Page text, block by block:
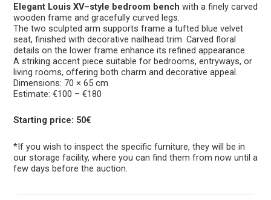
Elegant Louis XV–style bedroom bench with a finely carved
wooden frame and gracefully curved legs.
The two sculpted arm supports frame a tufted blue velvet
seat, finished with decorative nailhead trim. Carved floral
details on the lower frame enhance its refined appearance.
A striking accent piece suitable for bedrooms, entryways, or
living rooms, offering both charm and decorative appeal.
Dimensions: 70 × 65 cm
Estimate: €100 – €180
Starting price: 50€
*If you wish to inspect the specific furniture, they will be in
our storage facility, where you can find them from now until a
few days before the auction.